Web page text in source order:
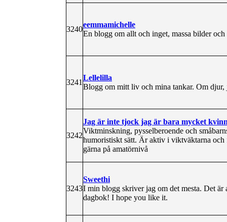
3240
eemmamichelle
En blogg om allt och inget, massa bilder
3241
Lellelilla
Blogg om mitt liv och mina tankar. Om
3242
Jag är inte tjock jag är bara mycket
Viktminskning, pysselberoende och
humoristiskt sätt. Är aktiv i viktväktarna
gärna på amatörnivå
3243
Sweethi
I min blogg skriver jag om det mesta. Det
dagbok! I hope you like it.